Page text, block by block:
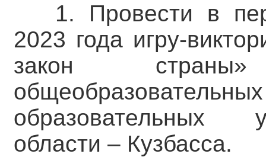
1. Провести в
2023 года игру-
закон
образовательных
области – Кузбасса.